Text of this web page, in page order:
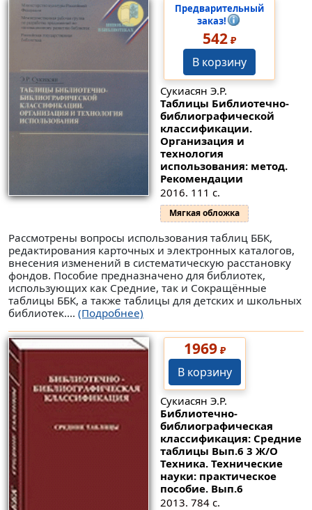
Предварительный
заказ!
542₽
В корзину
Сукиасян Э.Р.
Таблицы Библиотечно-
библиографической
классификации.
Организация и
технология
использования: метод.
Рекомендации
2016. 111 с.
Мягкая обложка
Рассмотрены вопросы использования таблиц ББК,
редактирования карточных и электронных каталогов,
внесения изменений в систематическую расстановку
фондов. Пособие предназначено для библиотек,
использующих как Средние, так и Сокращённые
таблицы ББК, а так­же таблицы для детских и школьных
библиотек.... (Подробнее)
1969₽
В корзину
Сукиасян Э.Р.
Библиотечно-
библиографическая
классификация: Средние
таблицы Вып.6 3 Ж/О
Техника. Технические
науки: практическое
пособие. Вып.6
2013. 784 с.